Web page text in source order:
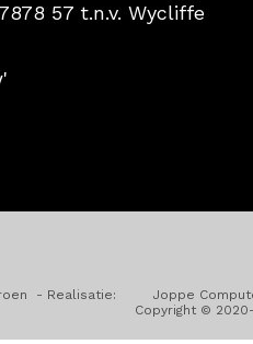
57 t.n.v. Wycliffe
- Realisatie:
Joppe
Copyright ©